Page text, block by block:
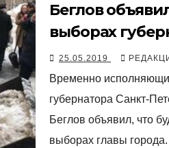
Беглов
выборах
Петербурга
25.05.2019
Временно
губернатора Санкт-
Беглов объявил, что
выборах главы